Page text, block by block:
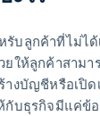
รับลูกค้าที่ไม่ไ
ให้ลูกค้าสามา
างบัญชีหรือเปิ
กับธุรกิจมีแค่ข้